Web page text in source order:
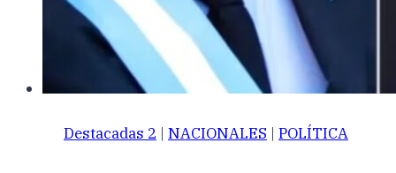
Destacadas 2 | NACIONALES | POLÍTICA